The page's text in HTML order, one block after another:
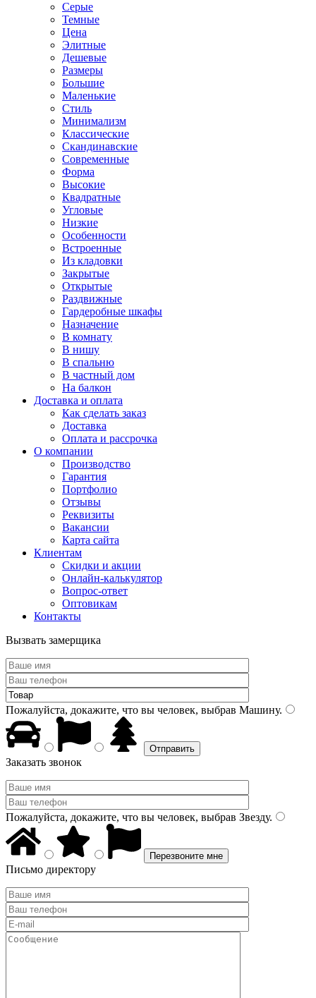
Серые
Темные
Цена
Элитные
Дешевые
Размеры
Большие
Маленькие
Стиль
Минимализм
Классические
Скандинавские
Современные
Форма
Высокие
Квадратные
Угловые
Низкие
Особенности
Встроенные
Из кладовки
Закрытые
Открытые
Раздвижные
Гардеробные шкафы
Назначение
В комнату
В нишу
В спальню
В частный дом
На балкон
Доставка и оплата
Как сделать заказ
Доставка
Оплата и рассрочка
О компании
Производство
Гарантия
Портфолио
Отзывы
Реквизиты
Вакансии
Карта сайта
Клиентам
Скидки и акции
Онлайн-калькулятор
Вопрос-ответ
Оптовикам
Контакты
Вызвать замерщика
Пожалуйста, докажите, что вы человек, выбрав Машину.
Заказать звонок
Пожалуйста, докажите, что вы человек, выбрав Звезду.
Письмо директору